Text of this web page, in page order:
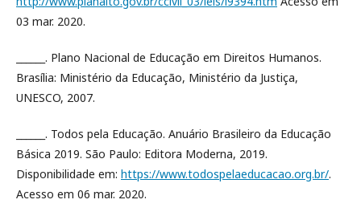
03 mar. 2020.
______. Plano Nacional de Educação em Direitos Humanos.
Brasília: Ministério da Educação, Ministério da Justiça,
UNESCO, 2007.
______. Todos pela Educação. Anuário Brasileiro da Educação
Básica 2019. São Paulo: Editora Moderna, 2019.
Disponibilidade em: https://www.todospelaeducacao.org.br/.
Acesso em 06 mar. 2020.